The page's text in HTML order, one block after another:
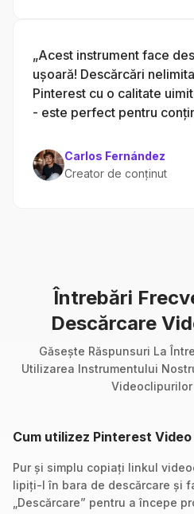
„Acest instrument face
ușoară! Descărcări
Pinterest cu o calitate
- este perfect pentru
Carlos Fernández
Creator de conținut
Întrebări
Descărcare
Găsește Răspunsuri La
Utilizarea Instrumentului
Cum utilizez Pinterest
Pur și simplu copiați linkul
lipiți-l în bara de descărcare și
„Descărcare” pentru a începe